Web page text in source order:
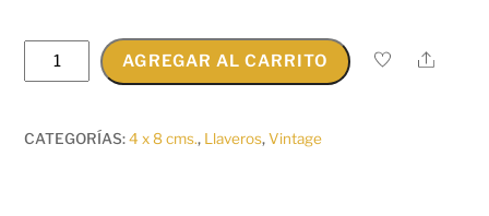
Exploradores
Vintage
AGREGAR AL CARRITO Share
CATEGORÍAS:4 x 8 cms., Llaveros,Vintage